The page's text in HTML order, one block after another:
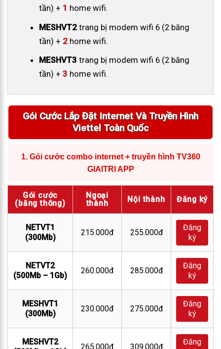
tần) + 1 home wifi.
MESHVT2trang bị modem wifi 6 (2 băng
tần) + 2home wifi.
MESHVT3 trang bị modem wifi 6 (2 băng
tần) + 3 home wifi.
Gói Cước Lắp Đặt Internet Và Truyền Hình
Viettel Toàn Quốc
1. Gói cước combo internet + truyền hình TV360
GIAITRI APP
Gói cước
(băng thông)
Ngoại
thành
Nội thành Đăng ký
NETVT1
(300Mb)
215.000đ 255.000đ
Đăng
ký
NETVT2
(500Mb – 1Gb)
260.000đ 285.000đ
Đăng
ký
MESHVT1
(300Mb)
230.000đ 275.000đ
Đăng
ký
MESHVT2
265.000đ 309.000đ
Đăng